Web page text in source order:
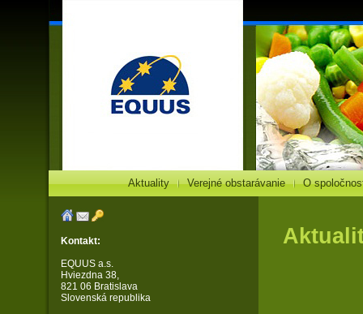
Aktuality Verejné obstarávanie O
Kontakt:
EQUUS a.s.
Hviezdna 38,
821 06 Bratislava
Slovenská republika